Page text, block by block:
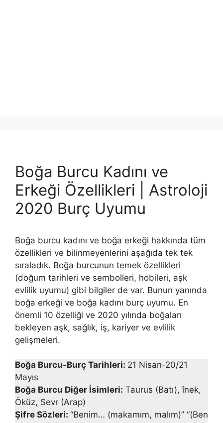
Boğa Burcu Kadını ve
Erkeği Özellikleri | Astroloji
2020 Burç Uyumu
Boğa burcu kadını ve boğa erkeği hakkında tüm
özellikleri ve bilinmeyenlerini aşağıda tek tek
sıraladık. Boğa burcunun temek özellikleri
(doğum tarihleri ve sembolleri, hobileri, aşk
evlilik uyumu) gibi bilgiler de var. Bunun yanında
boğa erkeği ve boğa kadını burç uyumu. En
önemli 10 özelliği ve 2020 yılında boğaları
bekleyen aşk, sağlık, iş, kariyer ve evlilik
gelişmeleri.
Boğa Burcu-Burç Tarihleri: 21 Nisan-20/21
Mayıs
Boğa Burcu Diğer İsimleri: Taurus (Batı), înek,
Öküz, Sevr (Arap)
Şifre Sözleri: “Benim… (makamım, malım)” “(Ben